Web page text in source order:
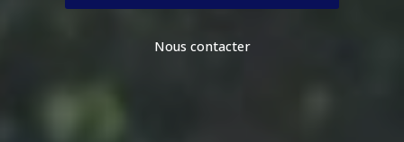
Nous contacter